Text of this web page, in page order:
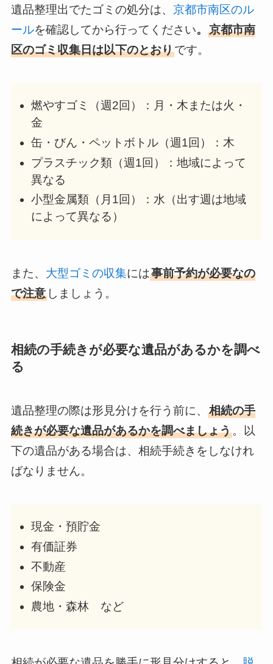
遺品整理出でたゴミの処分は、 京都市南区のル
ールを確認してから行ってください。 京都市南
区のゴミ収集日は以下のとおりです。
燃やすゴミ（週2回）：月・木または火・
金
缶・びん・ペットボトル（週1回）：木
プラスチック類（週1回）：地域によって
異なる
小型金属類（月1回）：水（出す週は地域
によって異なる）
また、 大型ゴミの収集には事前予約が必要なの
で注意しましょう。
相続の手続きが必要な遺品があるかを調べ
る
遺品整理の際は形見分けを行う前に、 相続の手
続きが必要な遺品があるかを調べましょう。以
下の遺品がある場合は、相続手続きをしなけれ
ばなりません。
現金・預貯金
有価証券
不動産
保険金
農地・森林 など